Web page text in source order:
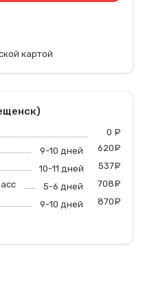
картой
0
9-10 дней 620
10-11 дней 537
5-6 дней 708
9-10 дней 870